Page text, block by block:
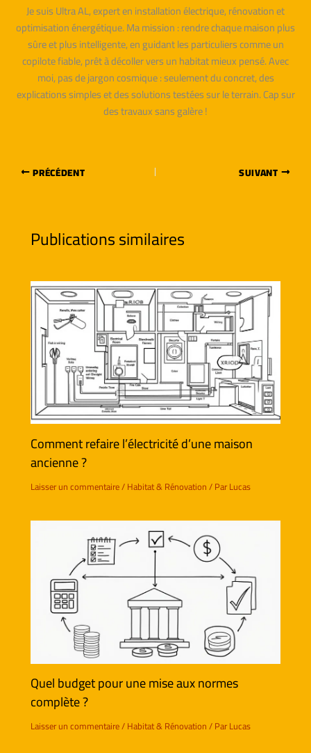
Je suis Ultra AL, expert en installation électrique, rénovation et
optimisation énergétique. Ma mission : rendre chaque maison plus
sûre et plus intelligente, en guidant les particuliers comme un
copilote fiable, prêt à décoller vers un habitat mieux pensé. Avec
moi, pas de jargon cosmique : seulement du concret, des
explications simples et des solutions testées sur le terrain. Cap sur
des travaux sans galère !
PRÉCÉDENT SUIVANT
Publications similaires
Comment refaire l’électricité d’une maison
ancienne ?
Laisser un commentaire/Habitat & Rénovation/ ParLucas
Quel budget pour une mise aux normes
complète ?
Laisser un commentaire/Habitat & Rénovation/ ParLucas